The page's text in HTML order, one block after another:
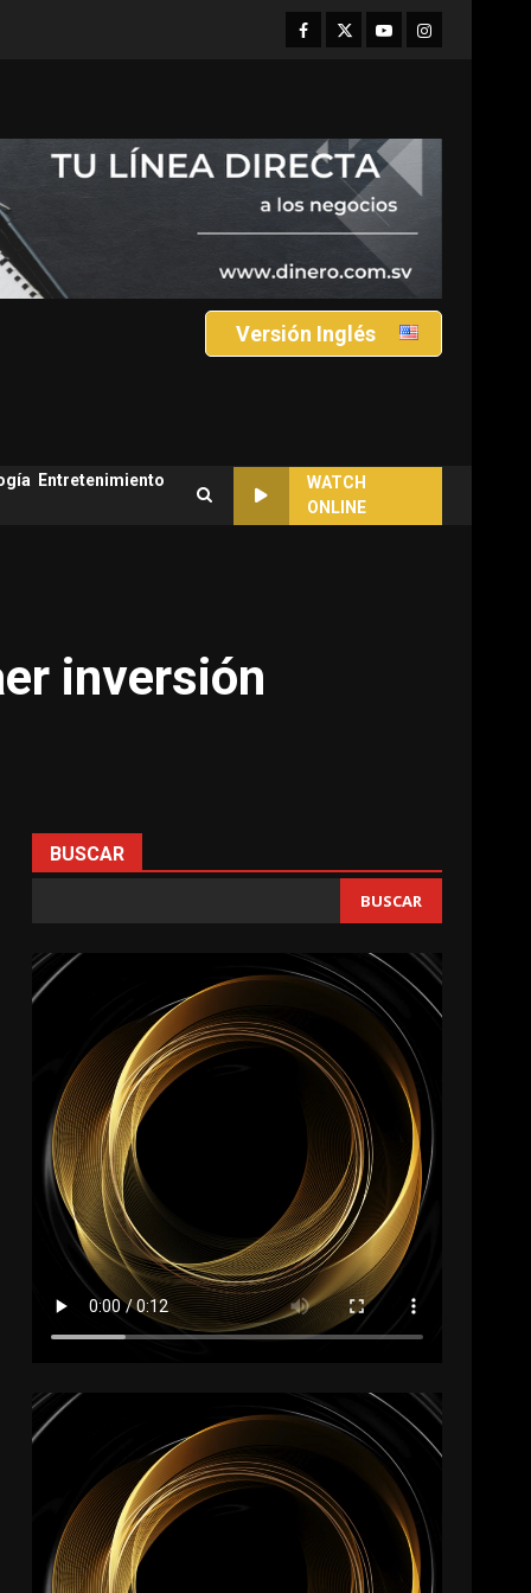
Facebook
TwitterYoutubeInstagram
Versión Inglés
Entretenimiento
WATCH
ONLINE
inversión
BUSCAR
BUSCAR